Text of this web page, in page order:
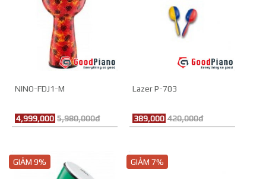
NINO-FDJ1-M
4,999,000 5,980,000đ
Lazer P-703
389,000 420,000đ
GIẢM 9% GIẢM 7%